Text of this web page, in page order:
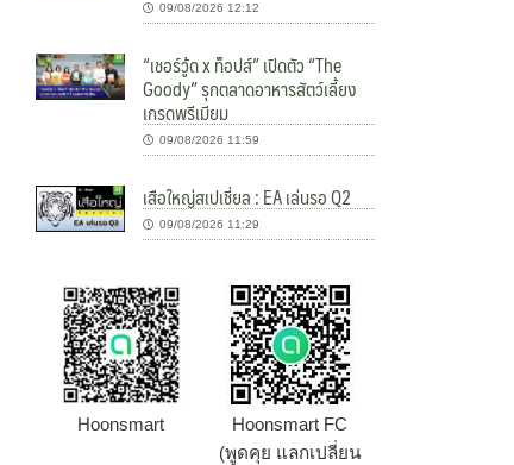
09/08/2026 12:12
“เชอร์วู้ด x ท็อปส์” เปิดตัว “The
Goody” รุกตลาดอาหารสัตว์เลี้ยง
เกรดพรีเมียม
09/08/2026 11:59
เสือใหญ่สเปเชี่ยล : EA เล่นรอ Q2
09/08/2026 11:29
Hoonsmart
Hoonsmart FC
(พูดคุย แลกเปลี่ยน